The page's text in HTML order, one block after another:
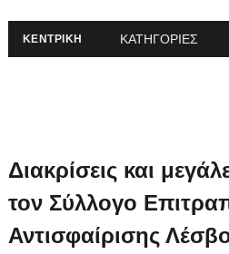
ΚΕΝΤΡΙΚΗ
Διακρίσεις και
τον Σύλλογο
Αντισφαίρισης